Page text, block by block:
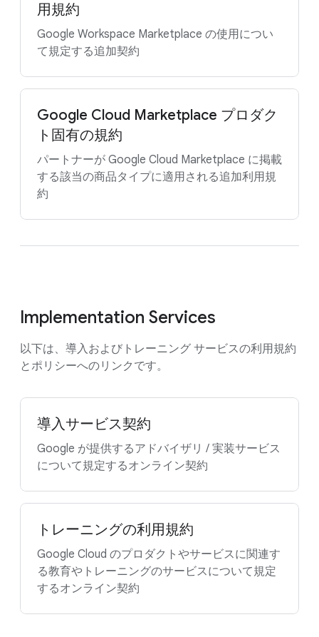
用規約
Google Workspace Marketplace の使用につい
て規定する追加契約
Google Cloud Marketplace プロダク
ト固有の規約
パートナーが Google Cloud Marketplace に掲載
する該当の商品タイプに適用される追加利用規
約
Implementation Services
以下は、導入およびトレーニング サービスの利用規約
とポリシーへのリンクです。
導入サービス契約
Google が提供するアドバイザリ / 実装サービス
について規定するオンライン契約
トレーニングの利用規約
Google Cloud のプロダクトやサービスに関連す
る教育やトレーニングのサービスについて規定
するオンライン契約